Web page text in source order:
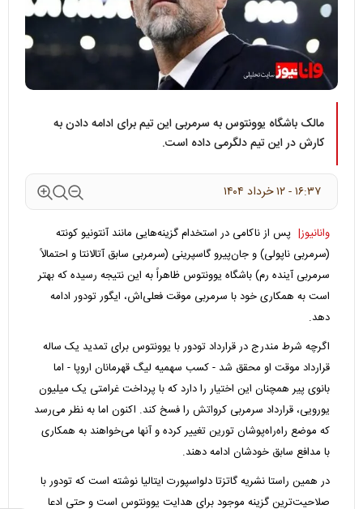
مالک باشگاه یوونتوس به سرمربی این تیم برای ادامه دادن به
کارش در این تیم دلگرمی داده است.
۱۶:۳۷ - ۱۲ خرداد ۱۴۰۴
وانانیوز| پس از ناکامی در استخدام گزینه‌‌هایی مانند آنتونیو کونته
(سرمربی ناپولی) و جان‌پیرو گاسپرینی (سرمربی سابق آتالانتا و احتمالاً
سرمربی آینده رم) باشگاه یوونتوس ظاهراً به این نتیجه رسیده که بهتر
است به همکاری خود با سرمربی موقت فعلی‌اش، ایگور تودور ادامه
دهد.
اگرچه شرط مندرج در قرارداد تودور با یوونتوس برای تمدید یک ساله
قرارداد موقت او محقق شد - کسب سهمیه لیگ قهرمانان اروپا - اما
بانوی پیر همچنان این اختیار را دارد که با پرداخت غرامتی یک میلیون
یورویی، قرارداد سرمربی کرواتش را فسخ کند. اکنون اما به نظر می‌رسد
که موضع راه‌راه‌پوشان تورین تغییر کرده و آنها می‌‌خواهند به همکاری‌
با مدافع سابق خودشان ادامه دهند.
در همین راستا نشریه گاتزتا دلواسپورت ایتالیا نوشته است که تودور با
صلاحیت‌ترین گزینه موجود برای هدایت یوونتوس است و حتی ادعا